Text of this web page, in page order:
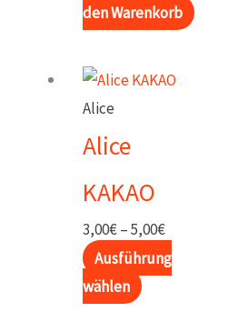
PreisPreis
den Warenkorb
Alice
Alice
KAKAO
3,00€–5,00€Preisspanne:
3,00€
Ausführung
wählen Dieses